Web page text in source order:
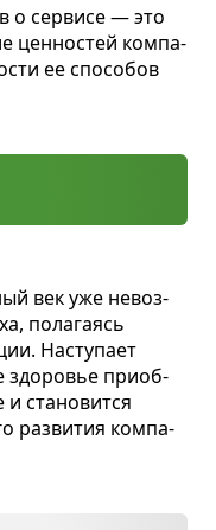
о сер­висе — это
цен­но­стей ком­па­
ее спо­со­бов
век уже невоз­
пола­га­ясь
Насту­пает
здо­ро­вье при­об­
и ста­но­вится
раз­ви­тия ком­па­